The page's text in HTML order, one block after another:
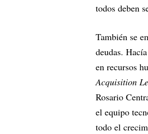
todos deben
También se
deudas.
en recursos
Acquisition
Rosario
el equipo
todo el